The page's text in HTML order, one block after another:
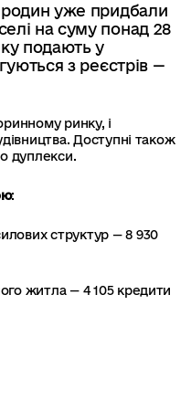
родин уже придбали
на суму понад 28
подають у
з реєстрів —
ринку, і
Доступні також
дуплекси.
:
структур — 8 930
житла — 4 105 кредити